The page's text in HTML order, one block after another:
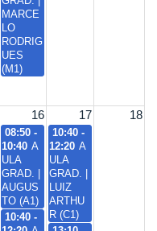
MARCE
LO
RODRIG
UES
(M1)
08:50 -
10:40 A
ULA
GRAD. |
AUGUS
TO (A1)
10:40 -
10:40 -
12:20 A
ULA
GRAD. |
LUIZ
ARTHU
R (C1)
16 17 18